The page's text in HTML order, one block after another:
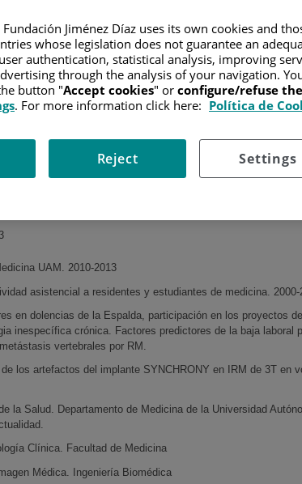
radiología
secuencia "work in progress" RM 3T
de glioblastoma multiforme EF-14 NOVOCURE
UAM. 2010-2013
asistencial a residentes y estudiantes de medicina. 2000-
en dolencias de la Espalda, participación en los proyectos
inespecífica crónica. Factores predictores de la baja laboral
vertebrales por RM.
los artefactos del implante SYNCHRONY en IRM de 3T en
la Salud. Departamento de Medicina de la Universidad
Clínica. Facultad de Medicina
Médica. Ingeniería Biomédica
Jiménez Díaz uses its own cookies and
whose legislation does not guarantee an
authentication, statistical analysis, improving
through the analysis of your navigation.
button "Accept cookies" or configure/refuse
. For more information click here: Política de
Settings
Reject